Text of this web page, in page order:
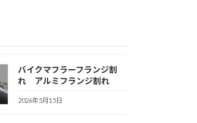
バイクマフラーフランジ割
れ アルミフランジ割れ
2026年5月15日